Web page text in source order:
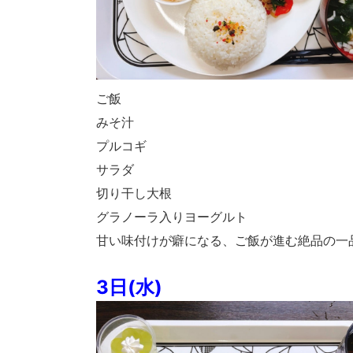
ご飯
みそ汁
プルコギ
サラダ
切り干し大根
グラノーラ入りヨーグルト
甘い味付けが癖になる、ご飯が進む絶品の一
3日(水)